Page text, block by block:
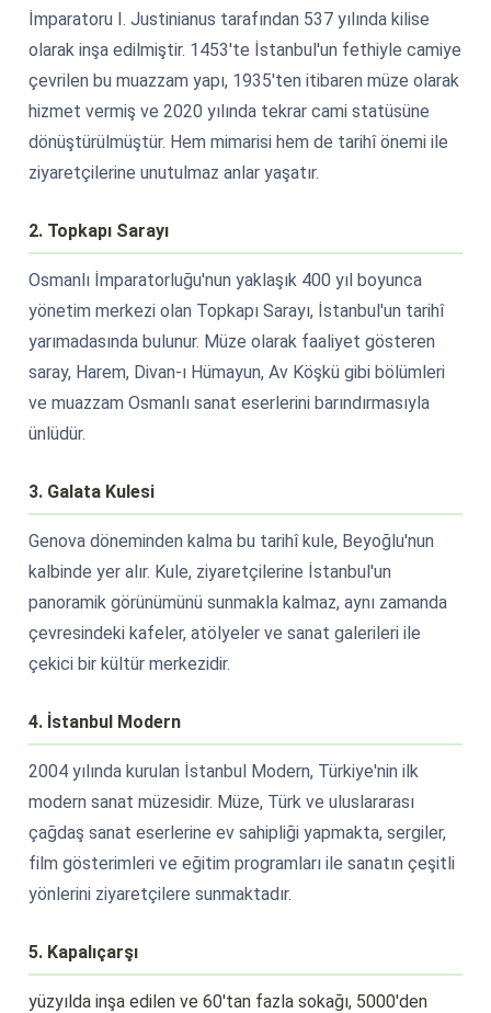
İmparatoru I. Justinianus tarafından 537 yılında kilise
olarak inşa edilmiştir. 1453'te İstanbul'un fethiyle camiye
çevrilen bu muazzam yapı, 1935'ten itibaren müze olarak
hizmet vermiş ve 2020 yılında tekrar cami statüsüne
dönüştürülmüştür. Hem mimarisi hem de tarihî önemi ile
ziyaretçilerine unutulmaz anlar yaşatır.
2. Topkapı Sarayı
Osmanlı İmparatorluğu'nun yaklaşık 400 yıl boyunca
yönetim merkezi olan Topkapı Sarayı, İstanbul'un tarihî
yarımadasında bulunur. Müze olarak faaliyet gösteren
saray, Harem, Divan-ı Hümayun, Av Köşkü gibi bölümleri
ve muazzam Osmanlı sanat eserlerini barındırmasıyla
ünlüdür.
3. Galata Kulesi
Genova döneminden kalma bu tarihî kule, Beyoğlu'nun
kalbinde yer alır. Kule, ziyaretçilerine İstanbul'un
panoramik görünümünü sunmakla kalmaz, aynı zamanda
çevresindeki kafeler, atölyeler ve sanat galerileri ile
çekici bir kültür merkezidir.
4. İstanbul Modern
2004 yılında kurulan İstanbul Modern, Türkiye'nin ilk
modern sanat müzesidir. Müze, Türk ve uluslararası
çağdaş sanat eserlerine ev sahipliği yapmakta, sergiler,
film gösterimleri ve eğitim programları ile sanatın çeşitli
yönlerini ziyaretçilere sunmaktadır.
5. Kapalıçarşı
yüzyılda inşa edilen ve 60'tan fazla sokağı, 5000'den